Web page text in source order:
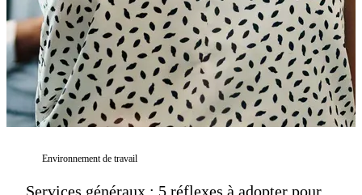
Environnement de travail
Services généraux : 5 réflexes à adopter pour